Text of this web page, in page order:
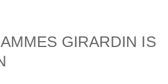
GIRARDIN IS